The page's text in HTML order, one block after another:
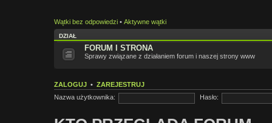
Wątki bez odpowiedzi• Aktywne wątki
DZIAŁ
FORUM I STRONA
Sprawy związane z działaniem forum i naszej strony www
ZALOGUJ• ZAREJESTRUJ
Nazwa użytkownika:
Hasło: